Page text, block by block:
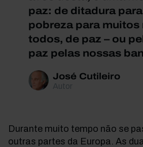
paz: de ditadura
pobreza para muitos
todos, de paz – ou
paz pelas nossas
José Cutileiro
Autor
Durante muito tempo não se
outras partes da Europa. As